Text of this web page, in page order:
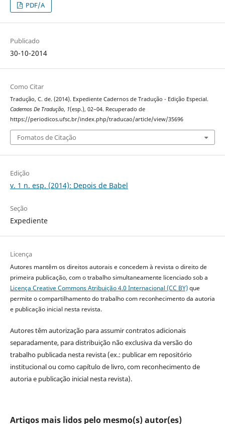
PDF/A
Publicado
30-10-2014
Como Citar
Tradução, C. de. (2014). Expediente Cadernos de Tradução - Edição Especial.
Cadernos De Tradução, 1(esp.), 02–04. Recuperado de
https://periodicos.ufsc.br/index.php/traducao/article/view/35696
Fomatos de Citação
Edição
v. 1 n. esp. (2014): Depois de Babel
Seção
Expediente
Licença
Autores mantêm os direitos autorais e concedem à revista o direito de
primeira publicação, com o trabalho simultaneamente licenciado sob a
Licença Creative Commons Atribuição 4.0 Internacional (CC BY)que
permite o compartilhamento do trabalho com reconhecimento da autoria
e publicação inicial nesta revista.
Autores têm autorização para assumir contratos adicionais
separadamente, para distribuição não exclusiva da versão do
trabalho publicada nesta revista (ex.: publicar em repositório
institucional ou como capítulo de livro, com reconhecimento de
autoria e publicação inicial nesta revista).
Artigos mais lidos pelo mesmo(s) autor(es)